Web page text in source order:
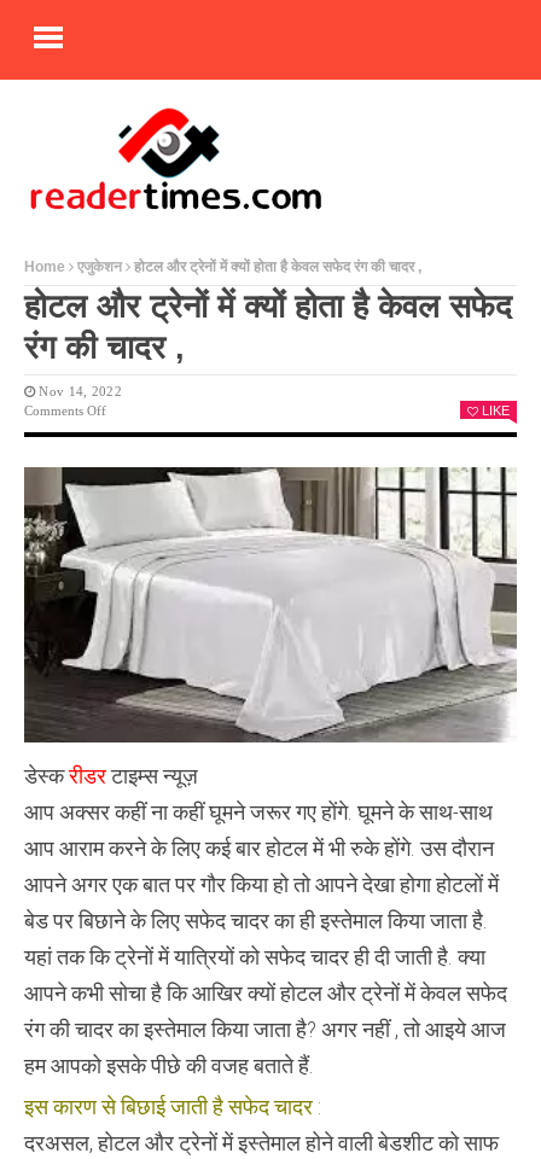
Home एजुकेशन होटल और ट्रेनों में क्यों होता है केवल सफेद रंग की चादर ,
होटल और ट्रेनों में क्यों होता है केवल सफेद
रंग की चादर ,
Nov 14, 2022
Comments OffOn
ट्रेनों
में
है
केवल
सफेद
रंग
की
चादर
LIKE
डेस्करीडरटाइम्स न्यूज़
आप अक्सर कहीं ना कहीं घूमने जरूर गए होंगे. घूमने के साथ-साथ
आप आराम करने के लिए कई बार होटल में भी रुके होंगे. उस दौरान
आपने अगर एक बात पर गौर किया हो तो आपने देखा होगा होटलों में
बेड पर बिछाने के लिए सफेद चादर का ही इस्तेमाल किया जाता है.
यहां तक कि ट्रेनों में यात्रियों को सफेद चादर ही दी जाती है. क्या
आपने कभी सोचा है कि आखिर क्यों होटल और ट्रेनों में केवल सफेद
रंग की चादर का इस्तेमाल किया जाता है? अगर नहीं , तो आइये आज
हम आपको इसके पीछे की वजह बताते हैं.
इस कारण से बिछाई जाती है सफेद चादर :
दरअसल, होटल और ट्रेनों में इस्तेमाल होने वाली बेडशीट को साफ